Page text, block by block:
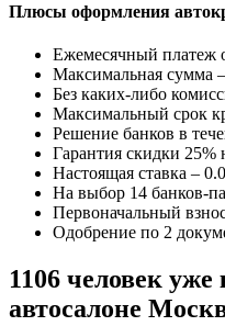
Плюсы оформления
Ежемесячный платеж
Максимальная сумма –
Без каких-либо
Максимальный срок
Решение банков в
Гарантия скидки 25%
Настоящая ставка –
На выбор 14 банков-
Первоначальный
Одобрение по 2
1106 человек
автосалоне